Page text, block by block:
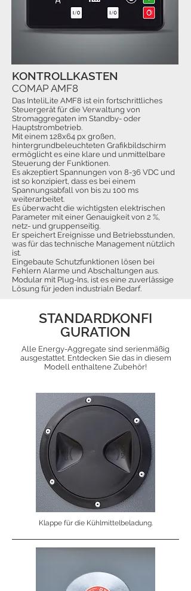
Das InteliLite AMF8 ist ein fortschrittliches
Steuergerät für die Verwaltung von
Stromaggregaten im Standby- oder
Hauptstrombetrieb.
Mit einem 128x64 px großen,
hintergrundbeleuchteten Grafikbildschirm
ermöglicht es eine klare und unmittelbare
Steuerung der Funktionen.
Es akzeptiert Spannungen von 8-36 VDC und
ist so konzipiert, dass es bei einem
Spannungsabfall von bis zu 100 ms
weiterarbeitet.
Es überwacht die wichtigsten elektrischen
Parameter mit einer Genauigkeit von 2 %,
netz- und gruppenseitig.
Er speichert Ereignisse und Betriebsstunden,
was für das technische Management nützlich
ist.
Eingebaute Schutzfunktionen lösen bei
Fehlern Alarme und Abschaltungen aus.
Modular mit Plug-Ins, ist es eine zuverlässige
Lösung für jeden industrialn Bedarf.
KONTROLLKASTEN
COMAP AMF8
STANDARDKONFI
GURATION
Alle Energy-Aggregate sind serienmäßig
ausgestattet. Entdecken Sie das in diesem
Modell enthaltene Zubehör!
Klappe für die Kühlmittelbeladung.